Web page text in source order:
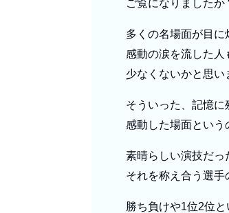
ご覧になりましたか
多くの名場面が目に
感動の涙を流した人
少なくないかと思い
そういった、記憶に
感動した場面という
素晴らしい演技だっ
それを称え合う選手
勝ち負けや1位2位